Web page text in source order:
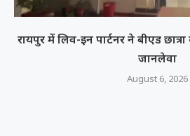
रायपुर में लिव-इन पार्टनर ने बीएड
जानलेवा
August 6, 2026